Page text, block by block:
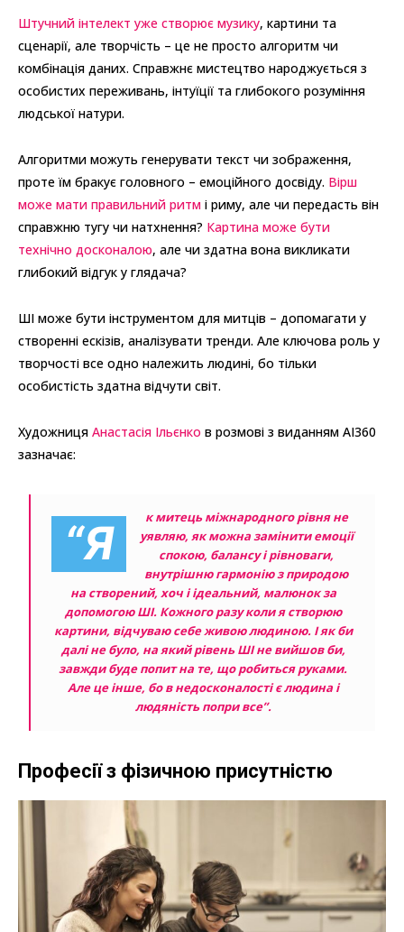
Штучний інтелект уже створює музику, картини та
сценарії, але творчість – це не просто алгоритм чи
комбінація даних. Справжнє мистецтво народжується з
особистих переживань, інтуїції та глибокого розуміння
людської натури.
Алгоритми можуть генерувати текст чи зображення,
проте їм бракує головного – емоційного досвіду. Вірш
може мати правильний ритм і риму, але чи передасть він
справжню тугу чи натхнення? Картина може бути
технічно досконалою, але чи здатна вона викликати
глибокий відгук у глядача?
ШІ може бути інструментом для митців – допомагати у
створенні ескізів, аналізувати тренди. Але ключова роль у
творчості все одно належить людині, бо тільки
особистість здатна відчути світ.
Художниця Анастасія Ільєнко в розмові з виданням AI360
зазначає:
“Я
к митець міжнародного рівня не
уявляю, як можна замінити емоції
спокою, балансу і рівноваги,
внутрішню гармонію з природою
на створений, хоч і ідеальний, малюнок за
допомогою ШІ. Кожного разу коли я створюю
картини, відчуваю себе живою людиною. І як би
далі не було, на який рівень ШІ не вийшов би,
завжди буде попит на те, що робиться руками.
Але це інше, бо в недосконалості є людина і
людяність попри все”.
Професії з фізичною присутністю